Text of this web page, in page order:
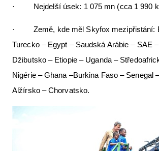
· Nejdelší úsek: 1 075 mn (cca 1 990
· Země, kde měl Skyfox mezipřistání:
Turecko – Egypt – Saudská Arábie – SAE
Džibutsko – Etiopie – Uganda –
Nigérie – Ghana –Burkina Faso – Senegal
Alžírsko – Chorvatsko.